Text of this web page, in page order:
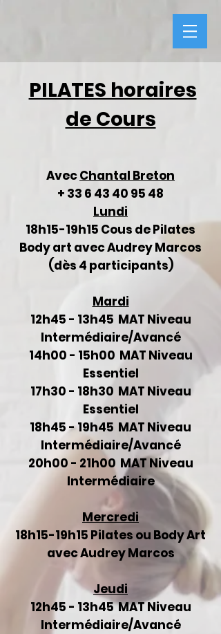
PILATES horaires
de Cours
AvecChantal Breton
+ 33 6 43 40 95 48
Lundi
18h15-19h15 Cous de Pilates
Body art avec Audrey Marcos
(dès 4 participants)
Mardi
12h45 - 13h45 MAT Niveau
Intermédiaire/Avancé
14h00 - 15h00 MAT Niveau
Essentiel
17h30 - 18h30 MAT Niveau
Essentiel
18h45 - 19h45 MAT Niveau
Intermédiaire/Avancé
20h00 - 21h00 MAT Niveau
Intermédiaire
Mercredi
18h15-19h15 Pilates ou Body Art
avec Audrey Marcos
Jeudi
12h45 - 13h45 MAT Niveau
Intermédiaire/Avancé